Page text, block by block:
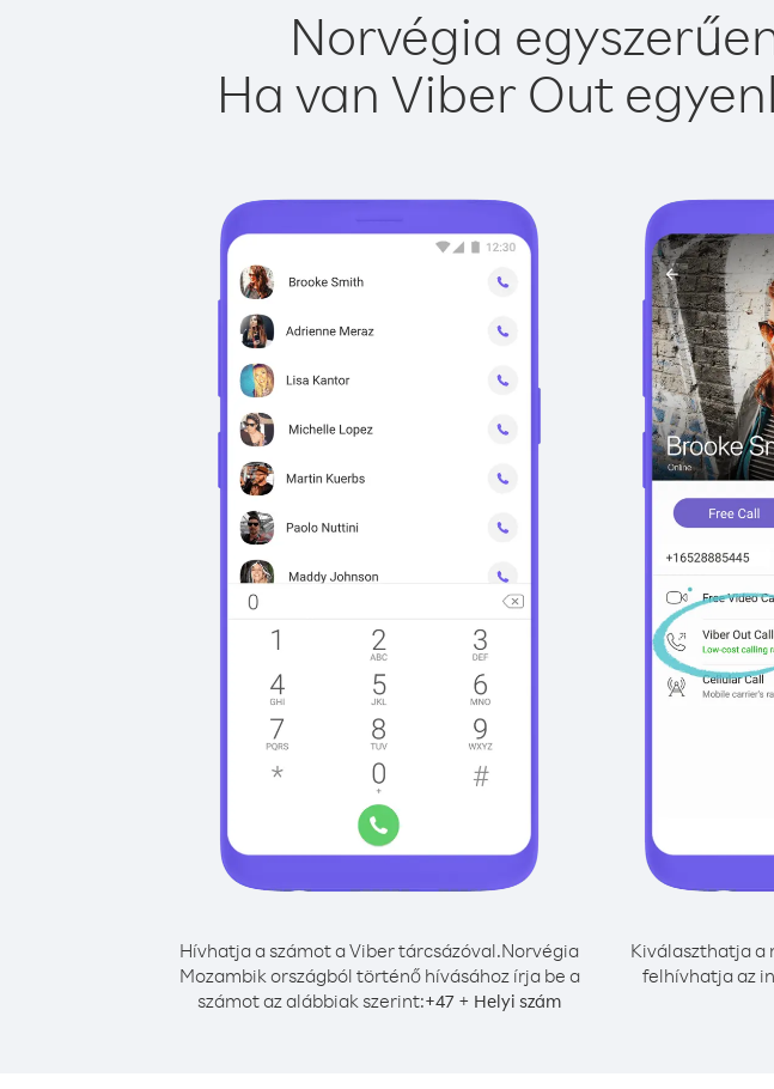
Norvégia
Ha van Viber Out
Hívhatja a számot a Viber tárcsázóval.Norvégia
Mozambik országból történő hívásához írja be a
számot az alábbiak szerint:+47 + Helyi szám
Kiválaszthatja a
felhívhatja az